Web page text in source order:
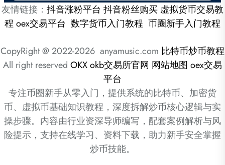
友情链接： 抖音涨粉平台 抖音粉丝购买虚拟货币交易教
程oex交易平台 数字货币入门教程 币圈新手入门教程
CopyRight @ 2022-2026 anyamusic.com 比特币炒币教程
All right reserved OKXokb交易所官网 网站地图 oex交易
平台
专注币圈新手从零入门，提供系统的比特币、加密货
币、虚拟币基础知识教程，深度拆解炒币核心逻辑与实
操步骤。内容由行业资深导师编写，配套案例解析与风
险提示，支持在线学习、资料下载，助力新手安全掌握
炒币技能。